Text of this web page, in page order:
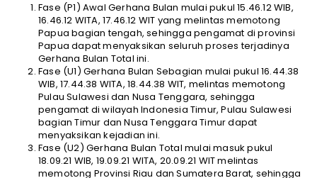
Fase (P1) Awal Gerhana Bulan mulai pukul 15.46.12 WIB,
16.46.12 WITA, 17.46.12 WIT yang melintas memotong
Papua bagian tengah, sehingga pengamat di provinsi
Papua dapat menyaksikan seluruh proses terjadinya
Gerhana Bulan Total ini.
Fase (U1) Gerhana Bulan Sebagian mulai pukul 16.44.38
WIB, 17.44.38 WITA, 18.44.38 WIT, melintas memotong
Pulau Sulawesi dan Nusa Tenggara, sehingga
pengamat di wilayah Indonesia Timur, Pulau Sulawesi
bagian Timur dan Nusa Tenggara Timur dapat
menyaksikan kejadian ini.
Fase (U2) Gerhana Bulan Total mulai masuk pukul
18.09.21 WIB, 19.09.21 WITA, 20.09.21 WIT melintas
memotong Provinsi Riau dan Sumatera Barat, sehingga